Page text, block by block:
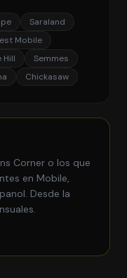
Saraland
Mobile
Hill
Semmes
Chickasaw
Corner o los que
en Mobile,
Desde la